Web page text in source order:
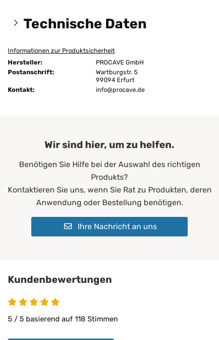
Technische Daten
Größen: 180x220 cm
Höhe: 4 cm
Ausführung: unversteppt
Weiß
Füllgewicht: 200 g/m²
Geeignet für:
Allergiker*innen
Krankenhäuser
Erwachsene
Kinder
Pflegeheime
Sondermaßen auf Anfrage
Informationen zur Produktsicherheit
Hersteller:
PROCAVE GmbH
Postanschrift:
Wartburgstr. 5
99094 Erfurt
Kontakt:
info@procave.de
Wir sind hier, um zu helfen.
Benötigen Sie Hilfe bei der Auswahl des richtigen
Produkts?
Kontaktieren Sie uns, wenn Sie Rat zu Produkten, deren
Anwendung oder Bestellung benötigen.
Ihre Nachricht an uns
Kundenbewertungen
5 / 5 basierend auf 118 Stimmen